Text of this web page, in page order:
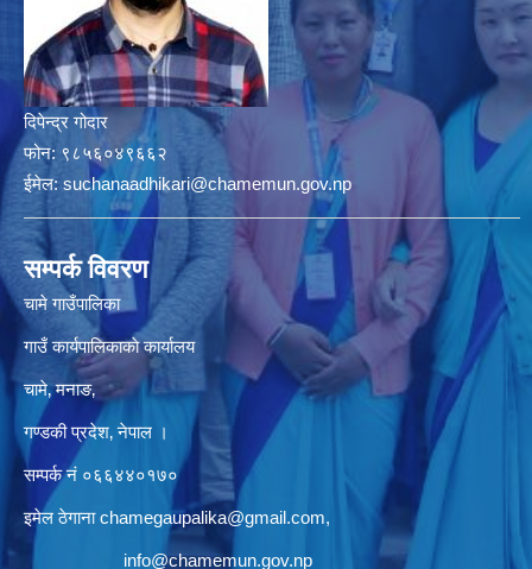
दिपेन्द्र गोदार
फोन: ९८५६०४९६६२
ईमेल: suchanaadhikari@chamemun.gov.np
सम्पर्क विवरण
चामे गाउँपालिका
गाउँ कार्यपालिकाकाे कार्यालय
चामे‚ मनाङ‚
गण्डकी प्रदेश‚ नेपाल ।
सम्पर्क न‌ं‍ ०६६४४०१७०
इमेल ठेगानाchamegaupalika@gmail.com,
info@chamemun.gov.np